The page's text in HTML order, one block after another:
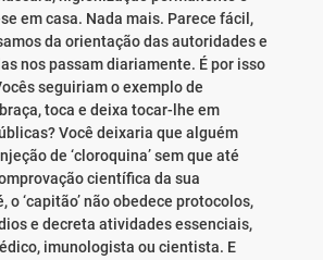
em casa. Nada mais. Parece fácil,
da orientação das autoridades e
nos passam diariamente. É por isso
seguiriam o exemplo de
toca e deixa tocar-lhe em
Você deixaria que alguém
de ‘cloroquina’ sem que até
científica da sua
o ‘capitão’ não obedece protocolos,
e decreta atividades essenciais,
imunologista ou cientista. E